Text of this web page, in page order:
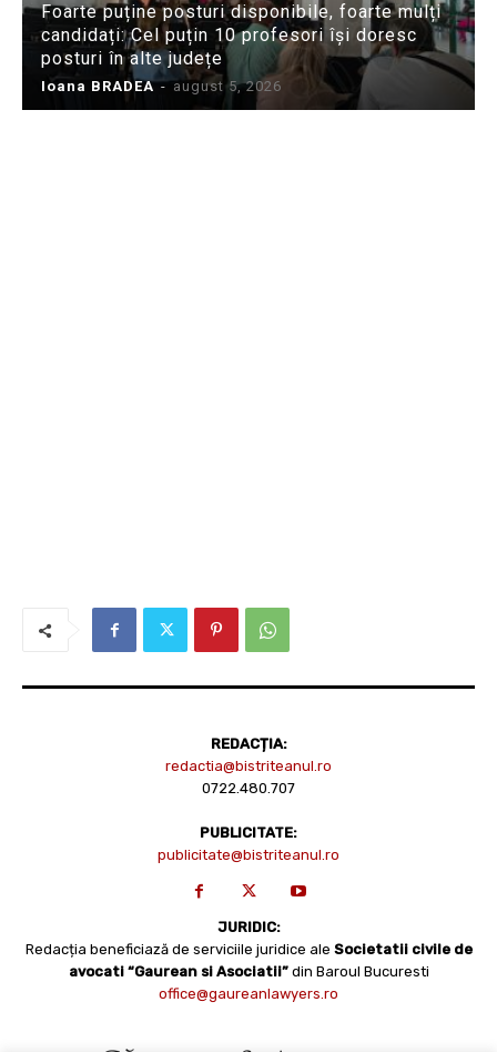
Foarte puține posturi disponibile, foarte mulți
candidați: Cel puțin 10 profesori își doresc
posturi în alte județe
Ioana BRADEA - august 5, 2026
REDACȚIA:
redactia@bistriteanul.ro
0722.480.707
PUBLICITATE:
publicitate@bistriteanul.ro
JURIDIC:
Redacția beneficiază de serviciile juridice ale Societatii civile de
avocati “Gaurean si Asociatii” din Baroul Bucuresti
office@gaureanlawyers.ro